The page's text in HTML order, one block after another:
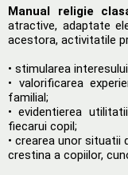
Manual religie
atractive, adaptate
acestora, activitatile
• stimularea
• valorificarea
familial;
• evidentierea
fiecarui copil;
• crearea unor situatii
crestina a copiilor,